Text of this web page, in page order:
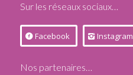
Sur les réseaux sociaux…
Facebook Instagram
Nos partenaires…